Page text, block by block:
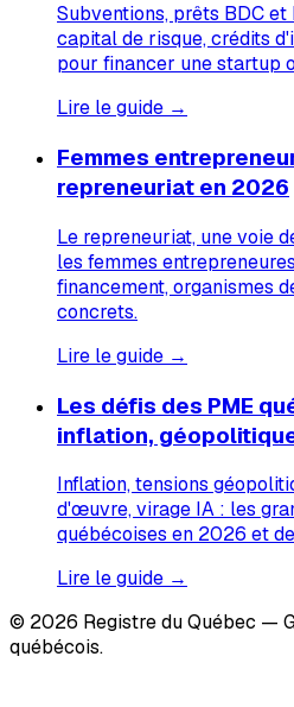
Subventions, prêts BDC
capital de risque, crédits
pour financer une startup
Lire le guide →
Femmes
repreneuriat en 2026
Le repreneuriat, une voie
les femmes
financement, organismes
concrets.
Lire le guide →
Les défis des PME
inflation,
Inflation, tensions
d'œuvre, virage IA : les
québécoises en 2026 et
Lire le guide →
© 2026 Registre du Québec —
québécois.